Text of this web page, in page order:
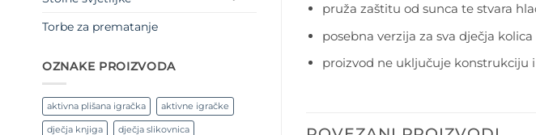
Torbe za prematanje
OZNAKE PROIZVODA
aktivna plišana igračka aktivne igračke
dječja knjiga dječja slikovnica
pruža zaštitu od sunca te stvara
posebna verzija za sva dječja kolica
proizvod ne uključuje konstrukciju